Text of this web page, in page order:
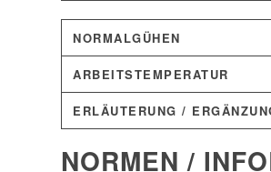
NORMALGÜHEN
ARBEITSTEMPERATUR
ERLÄUTERUNG /
NORMEN /